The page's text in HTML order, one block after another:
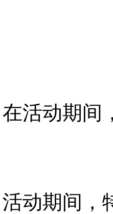
在活动期间
活动期间，